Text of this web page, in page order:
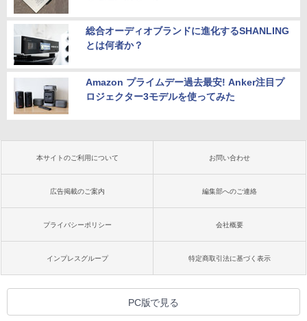
総合オーディオブランドに進化するSHANLING
とは何者か？
Amazon プライムデー過去最安! Anker注目プ
ロジェクター3モデルを使ってみた
本サイトのご利用について お問い合わせ
広告掲載のご案内 編集部へのご連絡
プライバシーポリシー 会社概要
インプレスグループ 特定商取引法に基づく表示
PC版で見る